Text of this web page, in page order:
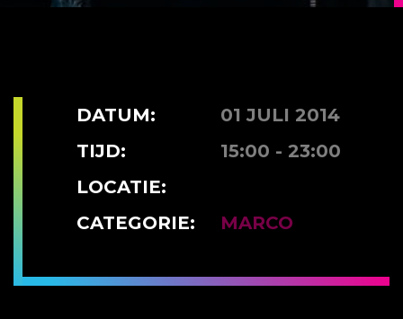
DATUM:
01 JULI 2014
TIJD:
15:00 - 23:00
LOCATIE:
CATEGORIE:
MARCO